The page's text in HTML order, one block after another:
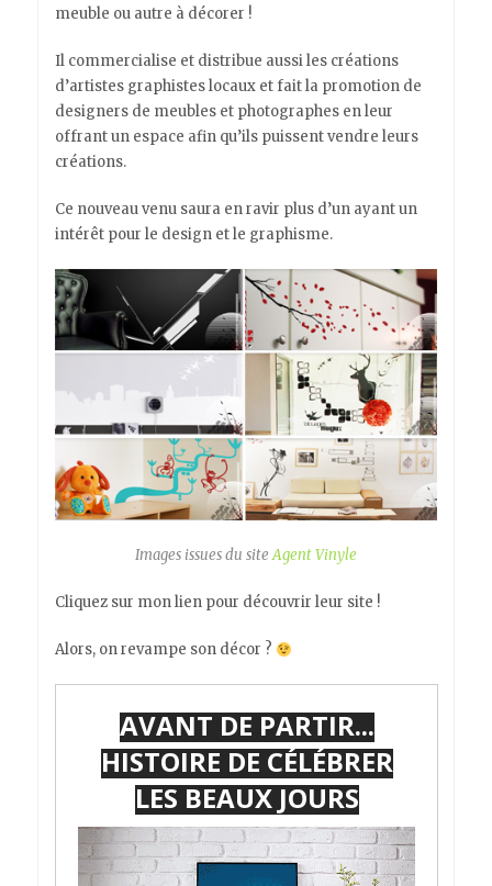
meuble ou autre à décorer !
Il commercialise et distribue aussi les créations
d’artistes graphistes locaux et fait la promotion de
designers de meubles et photographes en leur
offrant un espace afin qu’ils puissent vendre leurs
créations.
Ce nouveau venu saura en ravir plus d’un ayant un
intérêt pour le design et le graphisme.
Images issues du siteAgent Vinyle
Cliquez sur mon lien pour découvrir leur site !
Alors, on revampe son décor ?